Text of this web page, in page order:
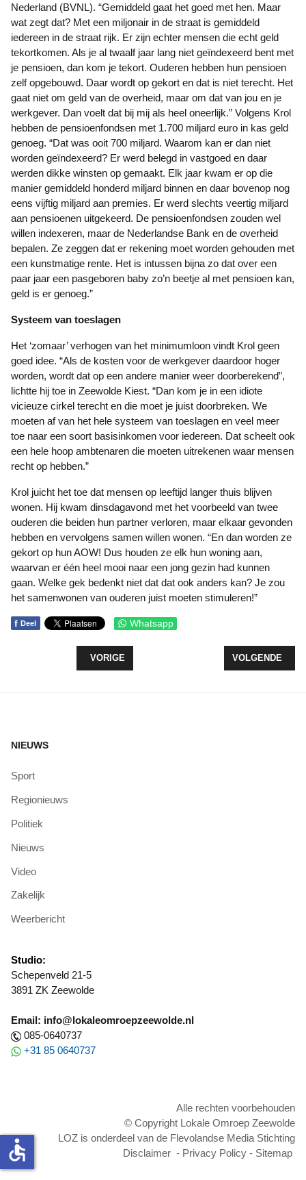
Nederland (BVNL). “Gemiddeld gaat het goed met hen. Maar
wat zegt dat? Met een miljonair in de straat is gemiddeld
iedereen in de straat rijk. Er zijn echter mensen die echt geld
tekortkomen. Als je al twaalf jaar lang niet geïndexeerd bent met
je pensioen, dan kom je tekort. Ouderen hebben hun pensioen
zelf opgebouwd. Daar wordt op gekort en dat is niet terecht. Het
gaat niet om geld van de overheid, maar om dat van jou en je
werkgever. Dan voelt dat bij mij als heel oneerlijk.” Volgens Krol
hebben de pensioenfondsen met 1.700 miljard euro in kas geld
genoeg. “Dat was ooit 700 miljard. Waarom kan er dan niet
worden geïndexeerd? Er werd belegd in vastgoed en daar
werden dikke winsten op gemaakt. Elk jaar kwam er op die
manier gemiddeld honderd miljard binnen en daar bovenop nog
eens vijftig miljard aan premies. Er werd slechts veertig miljard
aan pensioenen uitgekeerd. De pensioenfondsen zouden wel
willen indexeren, maar de Nederlandse Bank en de overheid
bepalen. Ze zeggen dat er rekening moet worden gehouden met
een kunstmatige rente. Het is intussen bijna zo dat over een
paar jaar een pasgeboren baby zo’n beetje al met pensioen kan,
geld is er genoeg.”
Systeem van toeslagen
Het ‘zomaar’ verhogen van het minimumloon vindt Krol geen
goed idee. “Als de kosten voor de werkgever daardoor hoger
worden, wordt dat op een andere manier weer doorberekend”,
lichtte hij toe in Zeewolde Kiest. “Dan kom je in een idiote
vicieuze cirkel terecht en die moet je juist doorbreken. We
moeten af van het hele systeem van toeslagen en veel meer
toe naar een soort basisinkomen voor iedereen. Dat scheelt ook
een hele hoop ambtenaren die moeten uitrekenen waar mensen
recht op hebben.”
Krol juicht het toe dat mensen op leeftijd langer thuis blijven
wonen. Hij kwam dinsdagavond met het voorbeeld van twee
ouderen die beiden hun partner verloren, maar elkaar gevonden
hebben en vervolgens samen willen wonen. “En dan worden ze
gekort op hun AOW! Dus houden ze elk hun woning aan,
waarvan er één heel mooi naar een jong gezin had kunnen
gaan. Welke gek bedenkt niet dat dat ook anders kan? Je zou
het samenwonen van ouderen juist moeten stimuleren!”
f Deel Whatsapp
VORIG ARTIKEL: RAADSBESLUITEN TE GOEDER
VORIGE VOLGENDE
VOLGENDE
NIEUWS
Sport
Regionieuws
Politiek
Nieuws
Video
Zakelijk
Weerbericht
Studio:
Schepenveld 21-5
3891 ZK Zeewolde
Email: info@lokaleomroepzeewolde.nl
085-0640737
+31 85 0640737
Alle rechten voorbehouden
© Copyright Lokale Omroep Zeewolde
LOZ is onderdeel van de Flevolandse Media Stichting
Disclaimer - Privacy Policy - Sitemap
accessible